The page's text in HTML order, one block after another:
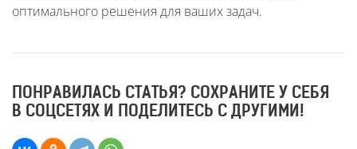
оптимального решения для ваших задач.
ПОНРАВИЛАСЬ СТАТЬЯ? СОХРАНИТЕ У СЕБЯ
В СОЦСЕТЯХ И ПОДЕЛИТЕСЬ С ДРУГИМИ!